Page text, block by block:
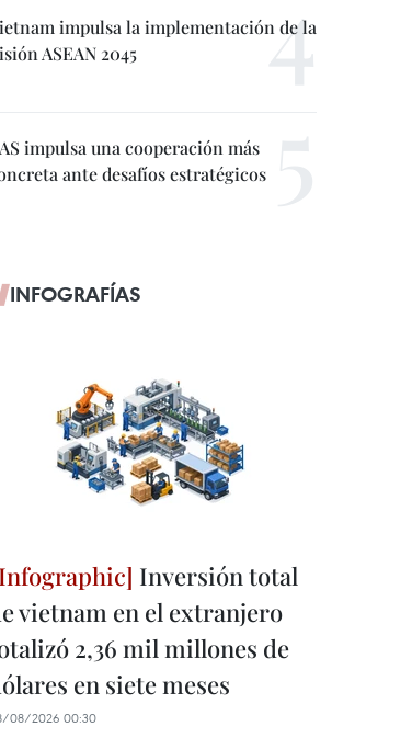
impulsa la implementación de la
ASEAN 2045
impulsa una cooperación más
ante desafíos estratégicos
INFOGRAFÍAS
Inversión total
vietnam en el extranjero
2,36 mil millones de
en siete meses
08/2026 00:30